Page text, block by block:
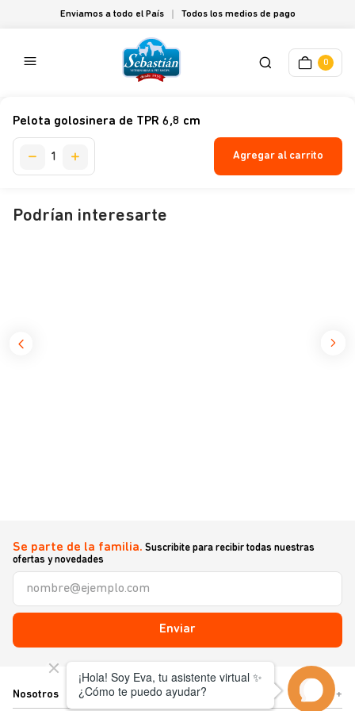
Enviamos a todo el País Todos los medios de pago
0
Pelota golosinera de TPR 6,8 cm
Agregar al carrito
Podrían interesarte
Se parte de la familia. Suscribite para recibir todas nuestras
ofertas y novedades
Enviar
Nosotros +